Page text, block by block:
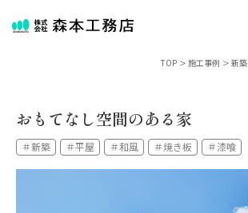
TOP > 施工事例 > 新築
おもてなし空間のある家
＃新築 ＃平屋 ＃和風 ＃焼き板 ＃漆喰